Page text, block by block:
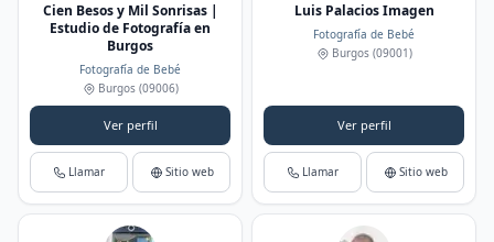
Cien Besos y Mil Sonrisas |
Estudio de Fotografía en
Burgos
Fotografía de Bebé
Burgos(09006)
Ver perfil
Llamar Sitio web
Luis Palacios Imagen
Fotografía de Bebé
Burgos(09001)
Ver perfil
Llamar Sitio web